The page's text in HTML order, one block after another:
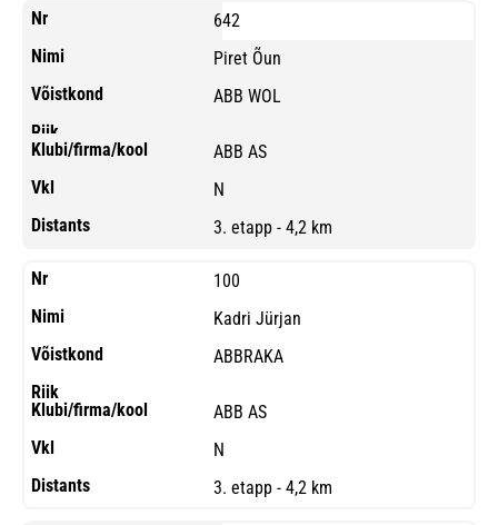
642
Piret Õun
ABB WOL
ABB AS
N
3. etapp - 4,2 km
100
Kadri Jürjan
ABBRAKA
ABB AS
N
3. etapp - 4,2 km